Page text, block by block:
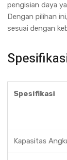
pengisian daya
Dengan pilihan
sesuai dengan
Spesifikasi
Kapasitas